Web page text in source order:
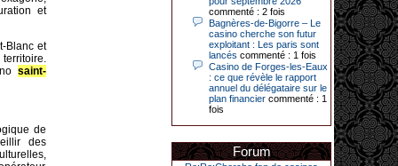
et
Blanc et
saint-
de
des
de 20 ans dans l’établissement.
31-03-2026|
Série de jackpots au casino JOA de
Gujan-Mestras : ce mois de mars a
été fructueux pour quelques
joueurs. D’abord avec 44 207 euros
une machine à sous pour une mise
initiale de 5,28 €. Puis quelques
jours plus tard, le vendredi 27 mars,
un joueur a décroché 12 086 euros
commenté : 2 fois
Bagnères-de-Bigorre – Le
casino cherche son futur
exploitant : Les paris sont
lancés commenté : 1 fois
Casino de Forges-les-Eaux
: ce que révèle le rapport
annuel du délégataire sur le
plan financier commenté : 1
fois
Forum